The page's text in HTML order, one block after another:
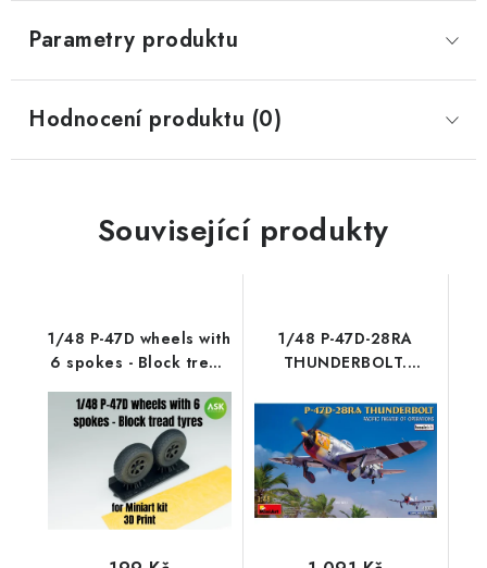
Parametry produktu
Hodnocení produktu (0)
Související produkty
1/48 P-47D wheels with
6 spokes - Block tread
tyres and masks
1/48 P-47D-28RA
THUNDERBOLT.
OPERATIONS. BASIC
KIT